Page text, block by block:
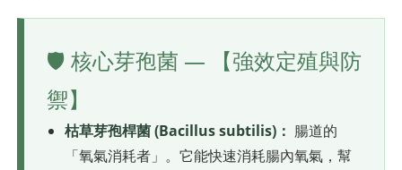
🛡️ 核心芽孢菌 — 【強效定殖與防
禦】
枯草芽孢桿菌 (Bacillus subtilis)： 腸道的
「氧氣消耗者」。它能快速消耗腸內氧氣，幫